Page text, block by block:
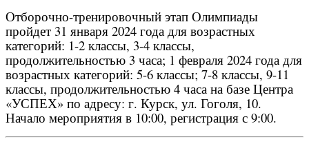
Отборочно-тренировочный этап Олимпиады
пройдет 31 января 2024 года для возрастных
категорий: 1-2 классы, 3-4 классы,
продолжительностью 3 часа; 1 февраля 2024 года для
возрастных категорий: 5-6 классы; 7-8 классы, 9-11
классы, продолжительностью 4 часа на базе Центра
«УСПЕХ» по адресу: г. Курск, ул. Гоголя, 10.
Начало мероприятия в 10:00, регистрация с 9:00.